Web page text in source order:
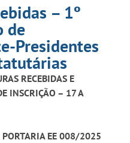
– 1º
de
Presidentes
RECEBIDAS E
INSCRIÇÃO – 17 A
PORTARIA EE 008/2025